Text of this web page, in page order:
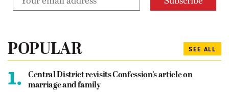
POPULAR SEE ALL
1.
Central District revisits Confession’s article on
marriage and family